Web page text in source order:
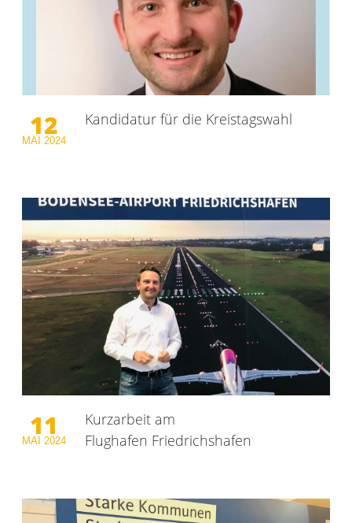
12
MAI 2024
Kandidatur für die Kreistagswahl
11
MAI2024
Kurzarbeit am
Flughafen Friedrichshafen